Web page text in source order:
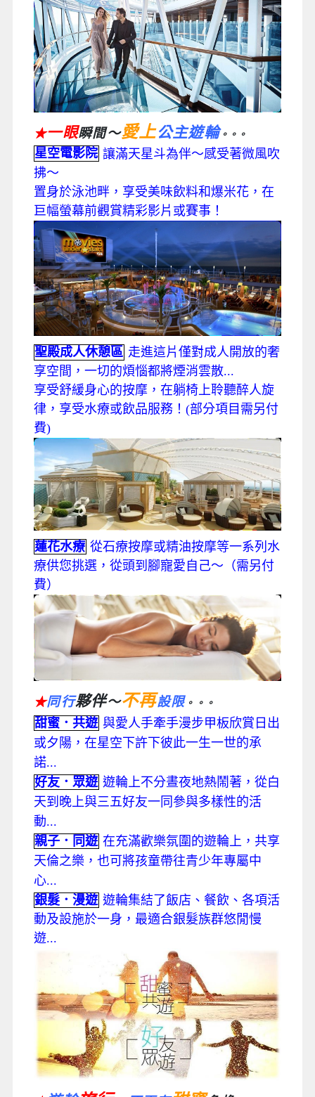
★一眼瞬間～愛上公主遊輪。。。
星空電影院 讓滿天星斗為伴～感受著微風吹
拂～
置身於泳池畔，享受美味飲料和爆米花，在
巨幅螢幕前觀賞精彩影片或賽事！
聖殿成人休憩區 走進這片僅對成人開放的奢
享空間，一切的煩惱都將煙消雲散...
享受舒緩身心的按摩，在躺椅上聆聽醉人旋
律，享受水療或飲品服務！(部分項目需另付
費)
蓮花水療 從石療按摩或精油按摩等一系列水
療供您挑選，從頭到腳寵愛自己～（需另付
費）
★同行夥伴～不再設限 。。。
甜蜜．共遊 與愛人手牽手漫步甲板欣賞日出
或夕陽，在星空下許下彼此一生一世的承
諾...
好友．眾遊 遊輪上不分晝夜地熱鬧著，從白
天到晚上與三五好友一同參與多樣性的活
動...
親子．同遊 在充滿歡樂氛圍的遊輪上，共享
天倫之樂，也可將孩童帶往青少年專屬中
心...
銀髮．漫遊 遊輪集結了飯店、餐飲、各項活
動及設施於一身，最適合銀髮族群悠閒慢
遊...